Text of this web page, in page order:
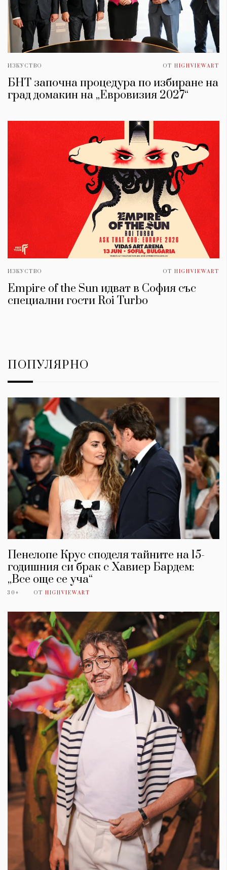
ИЗКУСТВО ОТ HIGHVIEWART
БНТ започна процедура по избиране на
град домакин на „Евровизия 2027“
ИЗКУСТВО ОТ HIGHVIEWART
Empire of the Sun идват в София със
специални гости Roi Turbo
ПОПУЛЯРНО
Пенелопе Крус споделя тайните на 15-
годишния си брак с Хавиер Бардем:
„Все още се уча“
30+ ОТ HIGHVIEWART